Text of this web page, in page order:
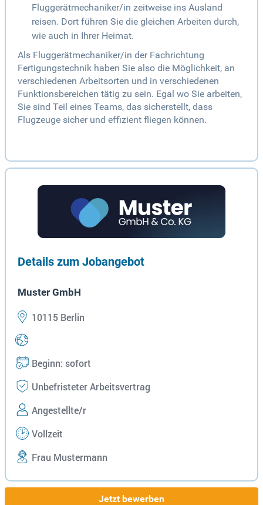
Fluggerätmechaniker/in zeitweise ins Ausland
reisen. Dort führen Sie die gleichen Arbeiten durch,
wie auch in Ihrer Heimat.
Als Fluggerätmechaniker/in der Fachrichtung
Fertigungstechnik haben Sie also die Möglichkeit, an
verschiedenen Arbeitsorten und in verschiedenen
Funktionsbereichen tätig zu sein. Egal wo Sie arbeiten,
Sie sind Teil eines Teams, das sicherstellt, dass
Flugzeuge sicher und effizient fliegen können.
Details zum Jobangebot
Muster GmbH
10115 Berlin
Beginn: sofort
Unbefristeter Arbeitsvertrag
Angestellte/r
Vollzeit
Frau Mustermann
Jetzt bewerben